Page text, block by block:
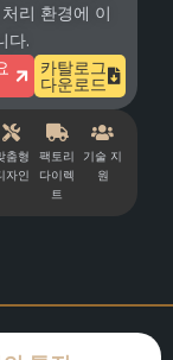
리 환경에 이
다.
카탈로그
다운로드
춤형
자인
팩토리
다이렉
트
기술 지
원